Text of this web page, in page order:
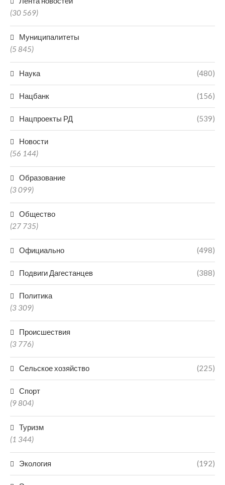
(30 569)
Муниципалитеты
(5 845)
Наука (480)
Нацбанк (156)
Нацпроекты РД (539)
Новости
(56 144)
Образование
(3 099)
Общество
(27 735)
Официально (498)
Подвиги Дагестанцев (388)
Политика
(3 309)
Происшествия
(3 776)
Сельское хозяйство (225)
Спорт
(9 804)
Туризм
(1 344)
Экология (192)